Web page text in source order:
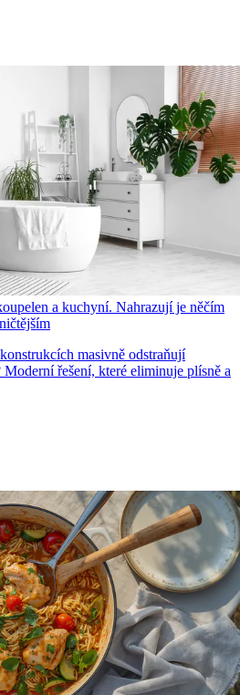
a kuchyní. Nahrazují je něčím
masivně odstraňují
řešení, které eliminuje plísně a